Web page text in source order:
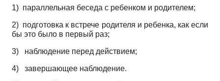
1) параллельная беседа с ребенком и родителем;
2) подготовка к встрече родителя и ребенка, как если
бы это было в первый раз;
3) наблюдение перед действием;
4) завершающее наблюдение.